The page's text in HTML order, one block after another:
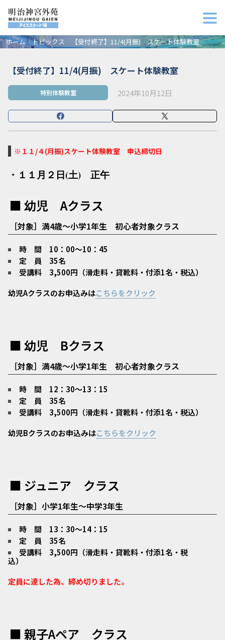
ホーム トピックス 【受付終了】11/4(月振) スケート体験教室
【受付終了】11/4(月振) スケート体験教室
特別体験教室 2024年10月12日
※１１/４(月振)スケート体験教室 申込締切日
・１１月２日(土) 正午
■ 幼児 Aクラス
［対象］ 満4歳～小学1年生 初心者対象クラス
時 間 10：00～10：45
定 員 35名
受講料 3,500円（滑走料・貸靴料・付添1名・税込）
幼児Aクラスのお申込みはこちらをクリック
■ 幼児 Bクラス
［対象］ 満4歳～小学1年生 初心者対象クラス
時 間 12：30～13：15
定 員 35名
受講料 3,500円（滑走料・貸靴料・付添1名・税込）
幼児Bクラスのお申込みはこちらをクリック
■ ジュニア クラス
［対象］ 小学1年生～中学3年生
時 間 13：30～14：15
定 員 35名
受講料 3,500円（滑走料・貸靴料・付添1名・税
込）
定員に達した為、締め切りました。
■ 親子Aペア クラス